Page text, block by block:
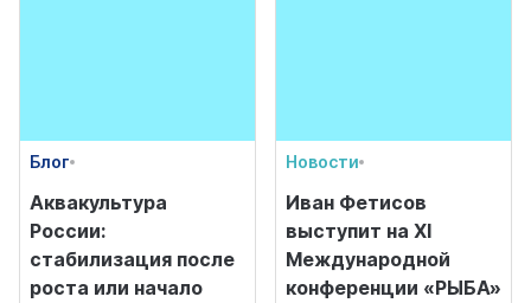
Блог
Аквакультура
России:
стабилизация после
роста или начало
Новости
Иван Фетисов
выступит на XI
Международной
конференции «РЫБА»